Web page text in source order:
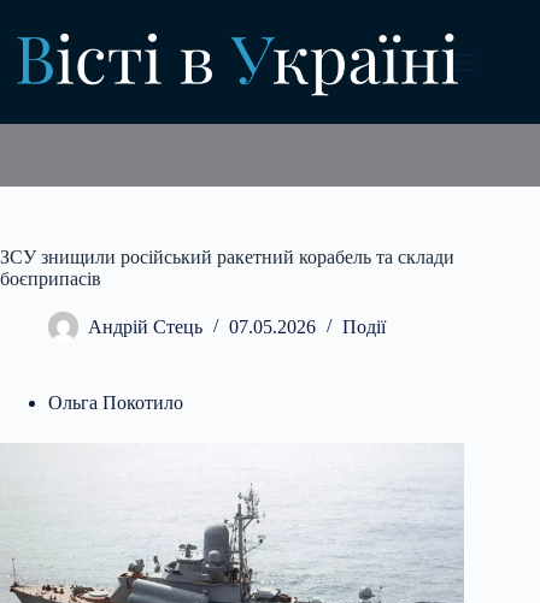
вмісту
ЗСУ знищили російський ракетний корабель та склади
боєприпасів
Андрій Стець 07.05.2026 Події
Ольга Покотило